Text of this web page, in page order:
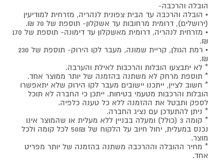
הובלה והרכבה-
• הובלה והרכבה עד הבית צפונית לנהריה, מזרחית למודיעין
(ירושלים), דרומית מרחובות עד אשקלון- תוספת של 70 ₪.
• מזרחית לנהריה, דרומית מאשקלון עד דימונה- תוספת של 170
₪.
• רמת הגולן, קריית שמונה, מעבר לקו הירוק- תוספת של 230
₪.
* לא יתבצעו הובלות והרכבות לאילת והערבה.
* תוספת מרחק לא משתנה בהזמנה של יותר ממוצר אחד.
* חשוב לציין, ייתכנו יישובים מעבר לקו הירוק שלא יתאפשרו
הובלות והרכבות מטעמי בטיחות. ייתכן כי החברה לא תוכל
לספק ותבטל את ההזמנה ללא כל טענה כלפיה.
* ניתן להתעדכן עם נציג החברה.
* קומה 3 (כולל) ומעלה בבניין ללא מעלית או שהמוצר אינו
נכנס במעלית, יחול חיוב על הלקוח של 50₪ לכל קומה ולכל
מוצר.
* מחיר ההובלה וההרכבה משתנה בהזמנה של יותר מפריט
אחד.